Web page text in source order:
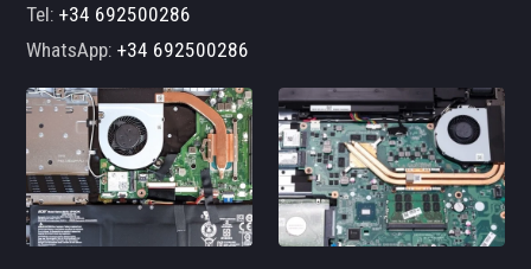
Tel:+34 692500286
WhatsApp:+34 692500286